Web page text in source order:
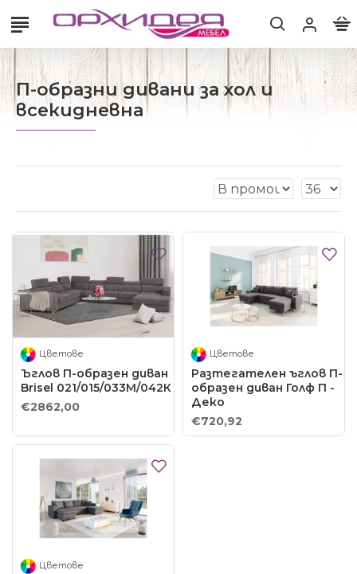
П-образни дивани за хол и
всекидневна
Цветове
Ъглов П-образен диван
Brisel 021/015/033М/042К
€2862,00
Цветове
Разтегателен ъглов П-
образен диван Голф П -
Деко
€720,92
Цветове